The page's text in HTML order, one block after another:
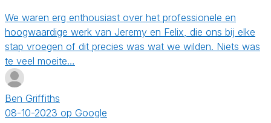
We waren erg enthousiast over het professionele en
hoogwaardige werk van Jeremy en Felix, die ons bij elke
stap vroegen of dit precies was wat we wilden. Niets was
te veel moeite…
Ben Griffiths
08-10-2023 op Google